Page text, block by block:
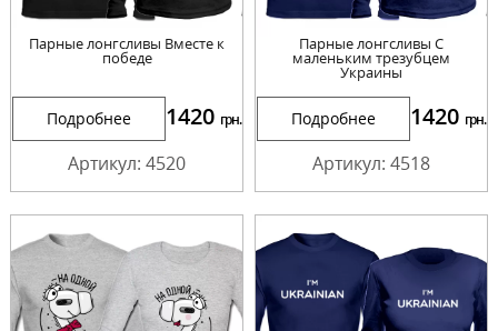
Парные лонгсливы Вместе к
победе
Подробнее 1420 грн.
Артикул: 4520
Парные лонгсливы С
маленьким трезубцем
Украины
Подробнее 1420 грн.
Артикул: 4518